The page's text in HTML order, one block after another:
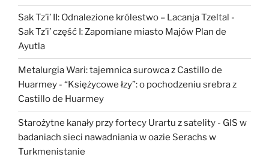
Sak Tz’i’ II: Odnalezione królestwo – Lacanja Tzeltal -
Sak Tz’i’ część I: Zapomiane miasto Majów Plan de
Ayutla
Metalurgia Wari: tajemnica surowca z Castillo de
Huarmey - “Księżycowe łzy”: o pochodzeniu srebra z
Castillo de Huarmey
Starożytne kanały przy fortecy Urartu z satelity - GIS w
badaniach sieci nawadniania w oazie Serachs w
Turkmenistanie